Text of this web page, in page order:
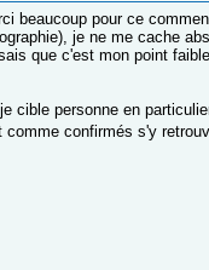
beaucoup pour ce
je ne me cache
que c'est mon point
cible personne en
comme confirmés s'y